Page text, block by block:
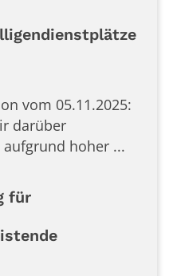
vom 05.11.2025:
darüber
hoher ...
für